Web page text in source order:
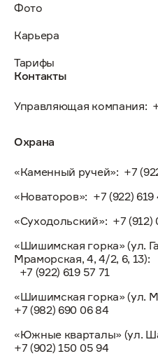
Фото
Карьера
Тарифы
Контакты
Управляющая компания:
Охрана
«Каменный ручей»: +7
«Новаторов»: +7 (922)
«Суходольский»: +7 (912)
«Шишимская горка» (ул.
Мраморская, 4, 4/2, 6, 13):
+7 (922) 619 57 71
«Шишимская горка» (ул.
+7 (982) 690 06 84
«Южные кварталы» (ул.
+7 (902) 150 05 94